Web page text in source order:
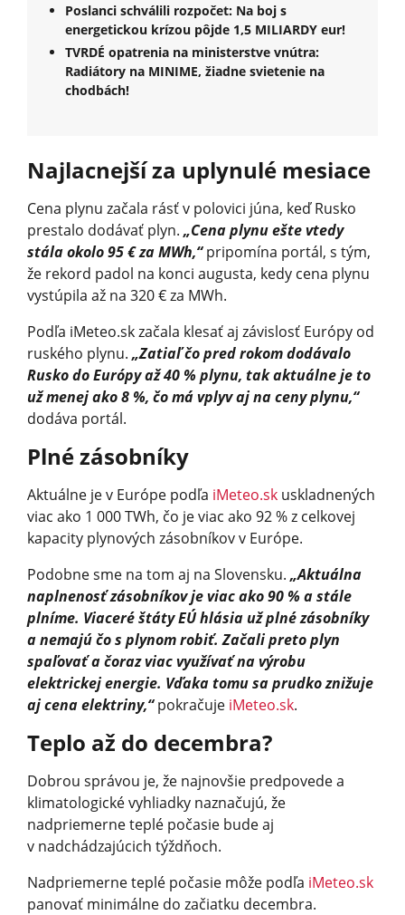
Poslanci schválili rozpočet: Na boj s
energetickou krízou pôjde 1,5 MILIARDY eur!
TVRDÉ opatrenia na ministerstve vnútra:
Radiátory na MINIME, žiadne svietenie na
chodbách!
Najlacnejší za uplynulé mesiace
Cena plynu začala rásť v polovici júna, keď Rusko
prestalo dodávať plyn. „Cena plynu ešte vtedy
stála okolo 95 € za MWh,“pripomína portál, s tým,
že rekord padol na konci augusta, kedy cena plynu
vystúpila až na 320 € za MWh.
Podľa iMeteo.sk začala klesať aj závislosť Európy od
ruského plynu. „Zatiaľ čo pred rokom dodávalo
Rusko do Európy až 40 % plynu, tak aktuálne je to
už menej ako 8 %, čo má vplyv aj na ceny plynu,“
dodáva portál.
Plné zásobníky
Aktuálne je v Európe podľa iMeteo.sk uskladnených
viac ako 1 000 TWh, čo je viac ako 92 % z celkovej
kapacity plynových zásobníkov v Európe.
Podobne sme na tom aj na Slovensku. „Aktuálna
naplnenosť zásobníkov je viac ako 90 % a stále
plníme. Viaceré štáty EÚ hlásia už plné zásobníky
a nemajú čo s plynom robiť. Začali preto plyn
spaľovať a čoraz viac využívať na výrobu
elektrickej energie. Vďaka tomu sa prudko znižuje
aj cena elektriny,“pokračuje iMeteo.sk.
Teplo až do decembra?
Dobrou správou je, že najnovšie predpovede a
klimatologické vyhliadky naznačujú, že
nadpriemerne teplé počasie bude aj
v nadchádzajúcich týždňoch.
Nadpriemerne teplé počasie môže podľa iMeteo.sk
panovať minimálne do začiatku decembra.